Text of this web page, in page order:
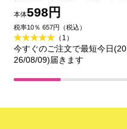
ーホールド １３ｇ ウテ
ナ
本体598円
税率10％ 657円（税込）
（1）
今すぐのご注文で最短今日(20
26/08/09)届きます